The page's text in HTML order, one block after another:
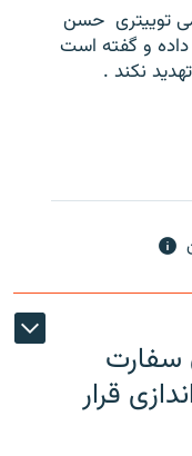
توییتری ‌ حسن
داده و گفته است
نکند .
سفارت
قرار